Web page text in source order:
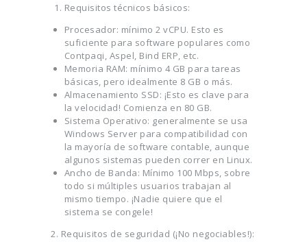
Requisitos técnicos básicos:
Procesador: mínimo 2 vCPU. Esto es
suficiente para software populares como
Contpaqi, Aspel, Bind ERP, etc.
Memoria RAM: mínimo 4 GB para tareas
básicas, pero idealmente 8 GB o más.
Almacenamiento SSD: ¡Esto es clave para
la velocidad! Comienza en 80 GB.
Sistema Operativo: generalmente se usa
Windows Server para compatibilidad con
la mayoría de software contable, aunque
algunos sistemas pueden correr en Linux.
Ancho de Banda: Mínimo 100 Mbps, sobre
todo si múltiples usuarios trabajan al
mismo tiempo. ¡Nadie quiere que el
sistema se congele!
2. Requisitos de seguridad (¡No negociables!):